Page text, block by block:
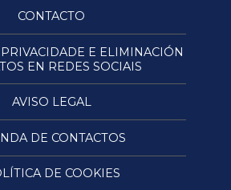
CONTACTO
E ELIMINACIÓN
EN REDES SOCIAIS
AVISO LEGAL
DE CONTACTOS
DE COOKIES